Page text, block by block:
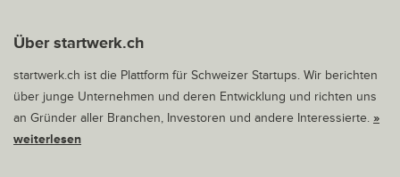
Über startwerk.ch
startwerk.ch ist die Plattform für Schweizer Startups. Wir berichten
über junge Unternehmen und deren Entwicklung und richten uns
an Gründer aller Branchen, Investoren und andere Interessierte. »
weiterlesen